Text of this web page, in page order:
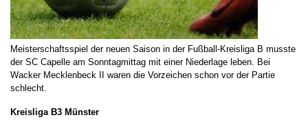
Meisterschaftsspiel der neuen Saison in der Fußball-Kreisliga B musste
der SC Capelle am Sonntagmittag mit einer Niederlage leben. Bei
Wacker Mecklenbeck II waren die Vorzeichen schon vor der Partie
schlecht.
Kreisliga B3 Münster